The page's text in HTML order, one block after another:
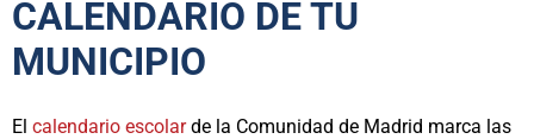
CALENDARIO DE TU
MUNICIPIO
El calendario escolarde la Comunidad de Madrid marca las